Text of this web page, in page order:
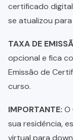
certificado
se atualizou
TAXA DE
opcional e fica
Emissão de
curso.
IMPORTANTE: O
sua residência,
virtual para